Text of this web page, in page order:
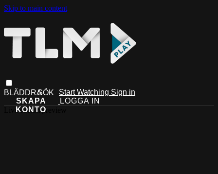
Skip to main content
Start Watching Sign in
Live stream preview